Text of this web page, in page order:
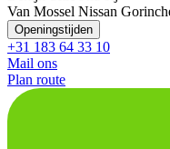
Van Mossel Nissan
Openingstijden
+31 183 64 33 10
Mail ons
Plan route